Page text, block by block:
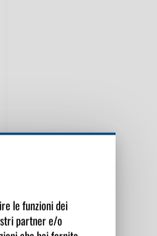
le funzioni dei
partner e/o